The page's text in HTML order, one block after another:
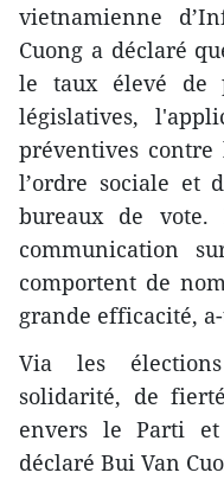
vietnamienne
Cuong a déclaré
le taux élevé de
législatives,
préventives contre
l’ordre sociale et
bureaux de
communication
comportent de
grande efficacité,
Via les
solidarité, de
envers le Parti
déclaré Bui Van